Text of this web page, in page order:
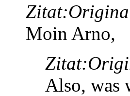
Zitat:
Moin Arno,
Zitat:
Also, was